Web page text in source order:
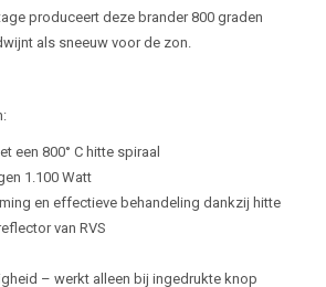
produceert deze brander 800 graden
als sneeuw voor de zon.
een 800° C hitte spiraal
1.100 Watt
en effectieve behandeling dankzij hitte
van RVS
– werkt alleen bij ingedrukte knop